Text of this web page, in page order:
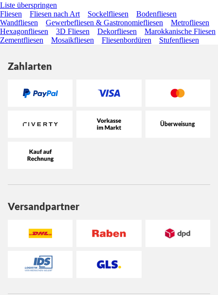
Liste überspringen
Fliesen
Fliesen nach Art Sockelfliesen
Bodenfliesen
Wandfliesen
Gewerbefliesen & Gastronomiefliesen
Metrofliesen
Hexagonfliesen
3D Fliesen Dekorfliesen
Marokkanische Fliesen
Zementfliesen
Mosaikfliesen Fliesenbordüren Stufenfliesen
Zahlarten
Versandpartner